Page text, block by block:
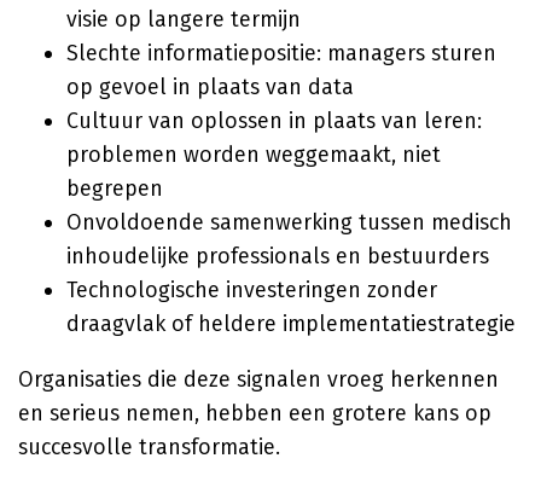
visie op langere termijn
Slechte informatiepositie: managers sturen
op gevoel in plaats van data
Cultuur van oplossen in plaats van leren:
problemen worden weggemaakt, niet
begrepen
Onvoldoende samenwerking tussen medisch
inhoudelijke professionals en bestuurders
Technologische investeringen zonder
draagvlak of heldere implementatiestrategie
Organisaties die deze signalen vroeg herkennen
en serieus nemen, hebben een grotere kans op
succesvolle transformatie.